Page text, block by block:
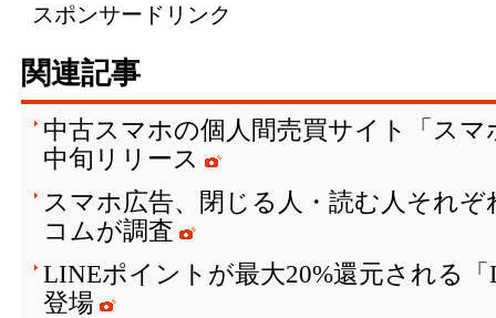
スポンサードリンク
関連記事
中古スマホの個人間売買サイト「ス
中旬リリース
スマホ広告、閉じる人・読む人それ
コムが調査
LINEポイントが最大20%還元される
登場